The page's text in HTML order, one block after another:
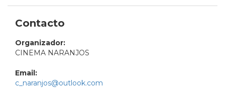
Contacto
Organizador:
CINEMA NARANJOS
Email:
c_naranjos@outlook.com